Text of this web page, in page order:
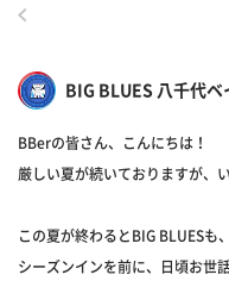
BIG BLUES 八千代ベ
BBerの皆さん、こんにちは！
厳しい夏が続いておりますが、
この夏が終わるとBIG BLUESも
シーズンインを前に、日頃お世